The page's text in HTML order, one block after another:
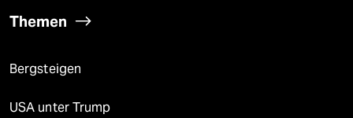
Themen
Bergsteigen
USA unter Trump